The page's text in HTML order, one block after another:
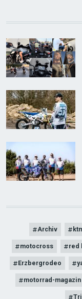
Archiv
motocross red
Erzbergrodeo
motorrad-magazin